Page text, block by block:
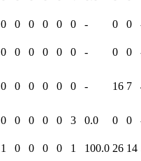
0 0 0 0 0 0 - 0 0
0 0 0 0 0 0 - 0 0
0 0 0 0 0 0 - 16 7
0 0 0 0 0 3 0.0 0 0
1 0 0 0 0 1 100.0 26 14